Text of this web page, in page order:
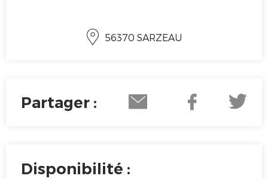
56370 SARZEAU
Partager :
Disponibilité :